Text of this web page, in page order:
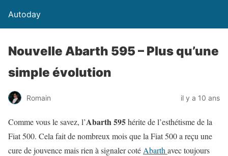
Autoday
Nouvelle Abarth 595 – Plus qu’une
simple évolution
Romain il y a 10 ans
Comme vous le savez, l’Abarth 595hérite de l’esthétisme de la
Fiat 500. Cela fait de nombreux mois que la Fiat 500 a reçu une
cure de jouvence mais rien à signaler coté Abarth avec toujours